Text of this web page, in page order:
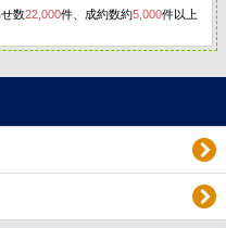
数22,000件、成約数約5,000件以上